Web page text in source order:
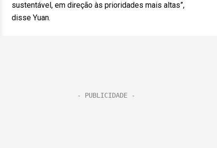
sustentável, em direção às prioridades mais altas”,
disse Yuan.